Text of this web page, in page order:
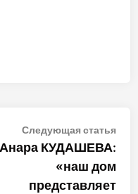
Следующая статья
Анара КУДАШЕВА:
«наш дом
представляет